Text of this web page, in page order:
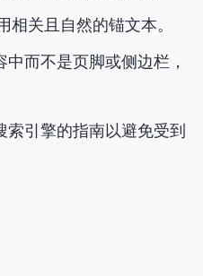
相关且自然的锚文本。
而不是页脚或侧边栏，
索引擎的指南以避免受到